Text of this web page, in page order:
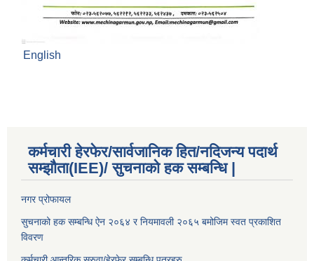
English
कर्मचारी हेरफेर/सार्वजानिक हित/नदिजन्य पदार्थ
सम्झौता(IEE)/ सुचनाको हक सम्बन्धि |
नगर प्रोफायल
सुचनाको हक सम्बन्धि ऐन २०६४ र नियमावली २०६५ बमोजिम स्वत प्रकाशित
विवरण